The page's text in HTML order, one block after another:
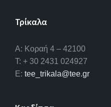
Τρίκαλα
Α: Κοραή 4 – 42100
T: + 30 2431 024927
E: tee_trikala@tee.gr